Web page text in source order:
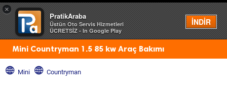
×
PratikAraba
Üstün Oto Servis Hizmetleri
ÜCRETSİZ - In Google Play
İNDİR
Menü
Mini Countryman 1.5 85 kw Araç Bakımı
Mini Countryman